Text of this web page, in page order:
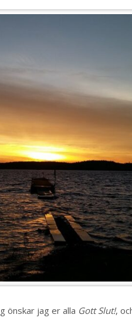
önskar jag er alla Gott Slut!,